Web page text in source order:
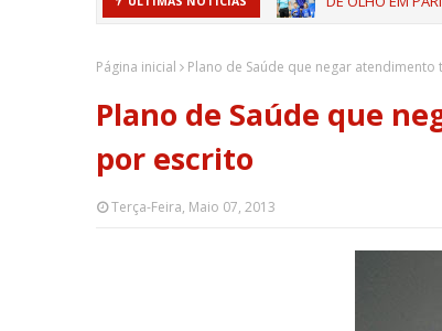
Página inicial Plano de Saúde que negar
Plano de Saúde que
por escrito
Terça-Feira, Maio 07, 2013